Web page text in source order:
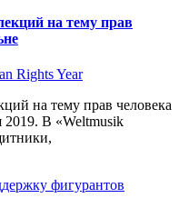
на тему прав
Rights Year
на тему прав человека
2019. В «Weltmusik